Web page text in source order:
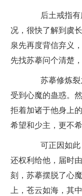
后土戒指有
况，很快了解到虞
泉先再度背信弃义
先找苏摹问个清楚
苏摹修炼裂
受到心魔的蛊惑。
拒着加诸于他身上
希望和少主，更不
可正因如此
还权利给他，届时
刻，苏摹摆脱了心
上，苍云如海，其